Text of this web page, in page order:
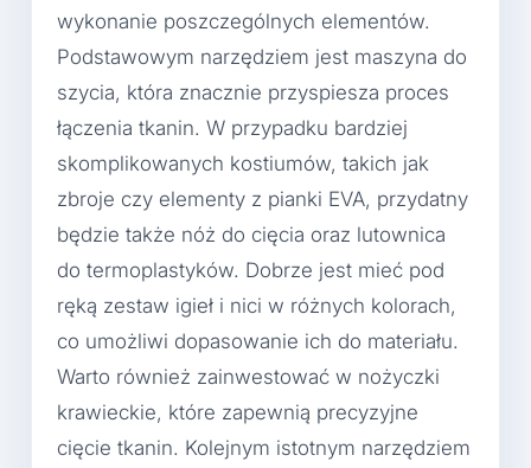
wykonanie poszczególnych elementów.
Podstawowym narzędziem jest maszyna do
szycia, która znacznie przyspiesza proces
łączenia tkanin. W przypadku bardziej
skomplikowanych kostiumów, takich jak
zbroje czy elementy z pianki EVA, przydatny
będzie także nóż do cięcia oraz lutownica
do termoplastyków. Dobrze jest mieć pod
ręką zestaw igieł i nici w różnych kolorach,
co umożliwi dopasowanie ich do materiału.
Warto również zainwestować w nożyczki
krawieckie, które zapewnią precyzyjne
cięcie tkanin. Kolejnym istotnym narzędziem